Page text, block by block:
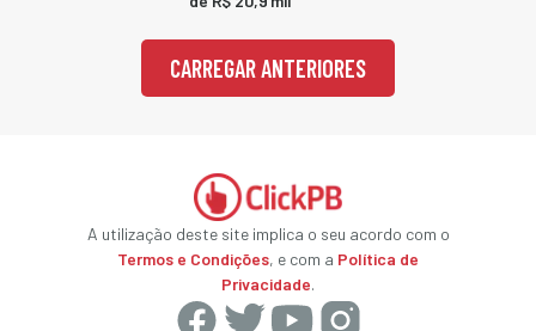
CARREGAR ANTERIORES
A utilização deste site implica o seu acordo com o
Termos e Condições, e com a Política de
Privacidade.